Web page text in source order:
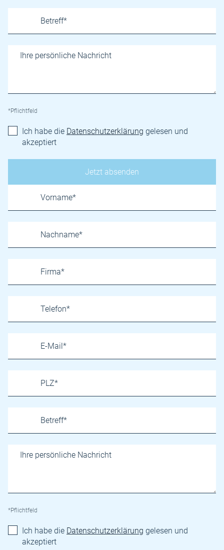
*Pflichtfeld
Ich habe die Datenschutzerklärung gelesen und
akzeptiert
*Pflichtfeld
Ich habe die Datenschutzerklärung gelesen und
akzeptiert